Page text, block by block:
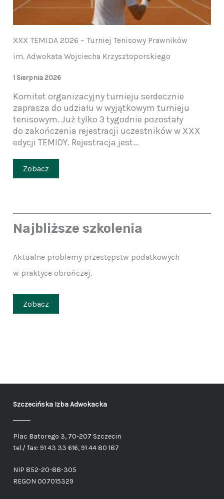
XXX TEMIDA 2026 – Turniej Tenisowy Prawników
im. Adwokata Wojciecha Krzysztoporskiego
1 Sierpnia 2026
Komitet organizacyjny turnieju serdecznie
zaprasza do udziału w wyjątkowym turnieju
tenisowym. Już tylko 3 tygodnie pozostały
do zakończenia rejestracji uczestników w XXX
edycji TEMIDY. Rejestracja jest...
Zobacz
Najbliższe szkolenia
Aktualne problemy przestępstw podatkowych
w praktyce obrończej.
Zobacz
Szczecińska Izba Adwokacka
Plac Batorego 3, 70-207 Szczecin
tel./ fax: 91 43 33 616, 91 44 80 187
NIP 852-20-88-305
REGON 007015329